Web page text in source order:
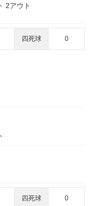
2アウト
四死球 0
四死球 0